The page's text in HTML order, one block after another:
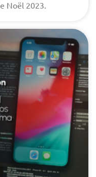
Noël 2023.